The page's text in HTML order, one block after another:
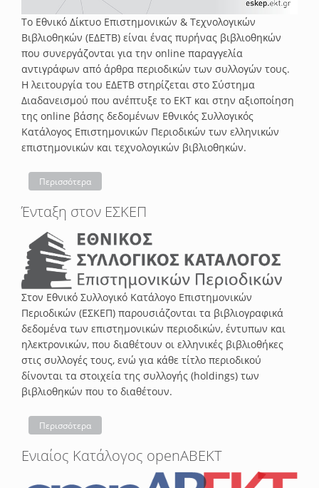
Το Εθνικό Δίκτυο Επιστημονικών & Τεχνολογικών
Βιβλιοθηκών (ΕΔΕΤΒ) είναι ένας πυρήνας βιβλιοθηκών
που συνεργάζονται για την online παραγγελία
αντιγράφων από άρθρα περιοδικών των συλλογών τους.
Η λειτουργία του ΕΔΕΤΒ στηρίζεται στο Σύστημα
Διαδανεισμού που ανέπτυξε το ΕΚΤ και στην αξιοποίηση
της online βάσης δεδομένων Εθνικός Συλλογικός
Κατάλογος Επιστημονικών Περιοδικών των ελληνικών
επιστημονικών και τεχνολογικών βιβλιοθηκών.
Περισσότερα
Ένταξη στον ΕΣΚΕΠ
Στον Εθνικό Συλλογικό Κατάλογο Επιστημονικών
Περιοδικών (ΕΣΚΕΠ) παρουσιάζονται τα βιβλιογραφικά
δεδομένα των επιστημονικών περιοδικών, έντυπων και
ηλεκτρονικών, που διαθέτουν οι ελληνικές βιβλιοθήκες
στις συλλογές τους, ενώ για κάθε τίτλο περιοδικού
δίνονται τα στοιχεία της συλλογής (holdings) των
βιβλιοθηκών που το διαθέτουν.
Περισσότερα
Ενιαίος Κατάλογος openABEKT